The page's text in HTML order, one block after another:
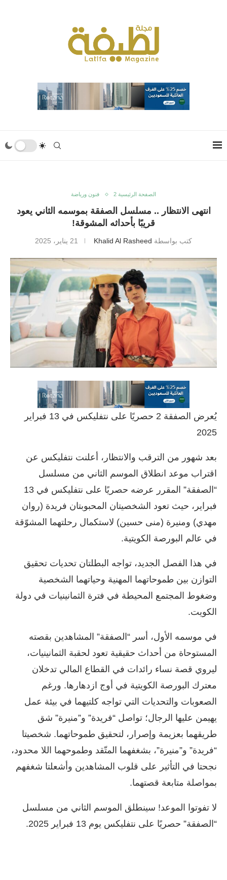
الصفحة الرئيسية 2 فنون ورياضة
انتهى الانتظار .. مسلسل الصفقة بموسمه الثاني يعود
قريبًا بأحداثه المشوقة!
كتب بواسطة Khalid Al Rasheed 21 يناير، 2025
يُعرض الصفقة 2 حصريًا على نتفليكس في 13 فبراير
2025
بعد شهور من الترقب والانتظار، أعلنت نتفليكس عن
اقتراب موعد انطلاق الموسم الثاني من مسلسل
“الصفقة” المقرر عرضه حصريًا على نتفليكس في 13
فبراير، حيث تعود الشخصيتان المحبوبتان فريدة (روان
مهدي) ومنيرة (منى حسين) لاستكمال رحلتهما المشوّقة
في عالم البورصة الكويتية.
في هذا الفصل الجديد، تواجه البطلتان تحديات تحقيق
التوازن بين طموحاتهما المهنية وحياتهما الشخصية
وضغوط المجتمع المحيطة في فترة الثمانينيات في دولة
الكويت.
في موسمه الأول، أسر “الصفقة” المشاهدين بقصته
المستوحاة من أحداث حقيقية تعود لحقبة الثمانينيات،
ليروي قصة نساء رائدات في القطاع المالي تدخلان
معترك البورصة الكويتية في أوج ازدهارها. ورغم
الصعوبات والتحديات التي تواجه كلتيهما في بيئة عمل
يهيمن عليها الرجال؛ تواصل “فريدة” و”منيرة” شق
طريقهما بعزيمة وإصرار، لتحقيق طموحاتهما. شخصيتا
“فريدة” و”منيرة”، بشغفهما المتّقد وطموحهما اللا محدود،
نجحتا في التأثير على قلوب المشاهدين وأشعلتا شغفهم
بمواصلة متابعة قصتهما.
لا تفوتوا الموعد! سينطلق الموسم الثاني من مسلسل
“الصفقة” حصريًا على نتفليكس يوم 13 فبراير 2025.